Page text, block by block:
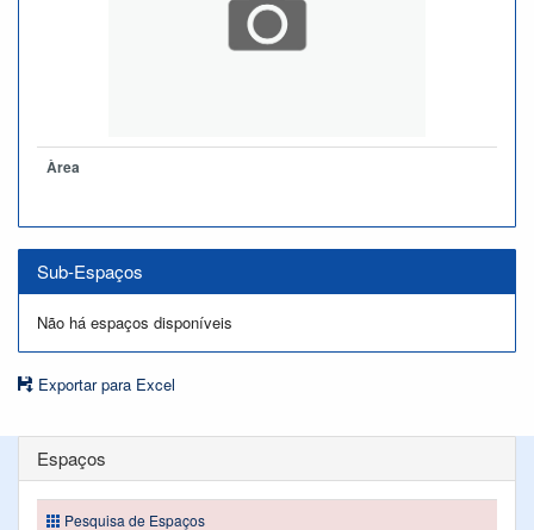
Àrea
Sub-Espaços
Não há espaços disponíveis
Exportar para Excel
Espaços
Pesquisa de Espaços